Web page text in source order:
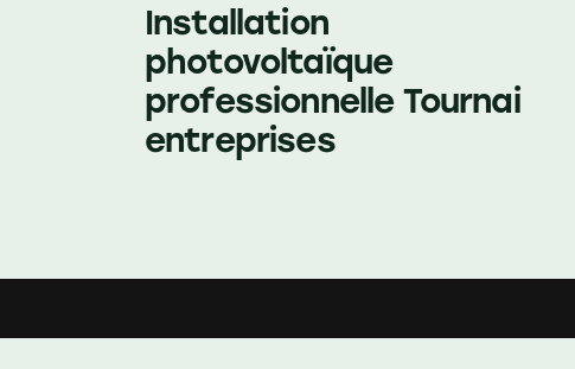
Installation
photovoltaïque
professionnelle Tournai
entreprises